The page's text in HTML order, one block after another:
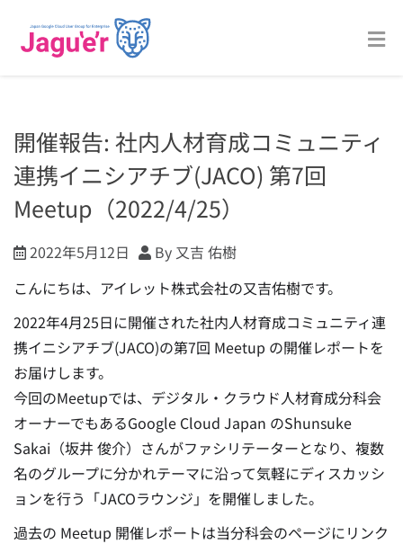
開催報告: 社内人材育成コミュニティ
連携イニシアチブ(JACO) 第7回
Meetup（2022/4/25）
2022年5月12日
By 又吉 佑樹
こんにちは、アイレット株式会社の又吉佑樹です。
2022年4月25日に開催された社内人材育成コミュニティ連
携イニシアチブ(JACO)の第7回 Meetup の開催レポートを
お届けします。
今回のMeetupでは、デジタル・クラウド人材育成分科会
オーナーでもあるGoogle Cloud Japan のShunsuke
Sakai（坂井 俊介）さんがファシリテーターとなり、複数
名のグループに分かれテーマに沿って気軽にディスカッシ
ョンを行う「JACOラウンジ」を開催しました。
過去の Meetup 開催レポートは当分科会のページにリンク